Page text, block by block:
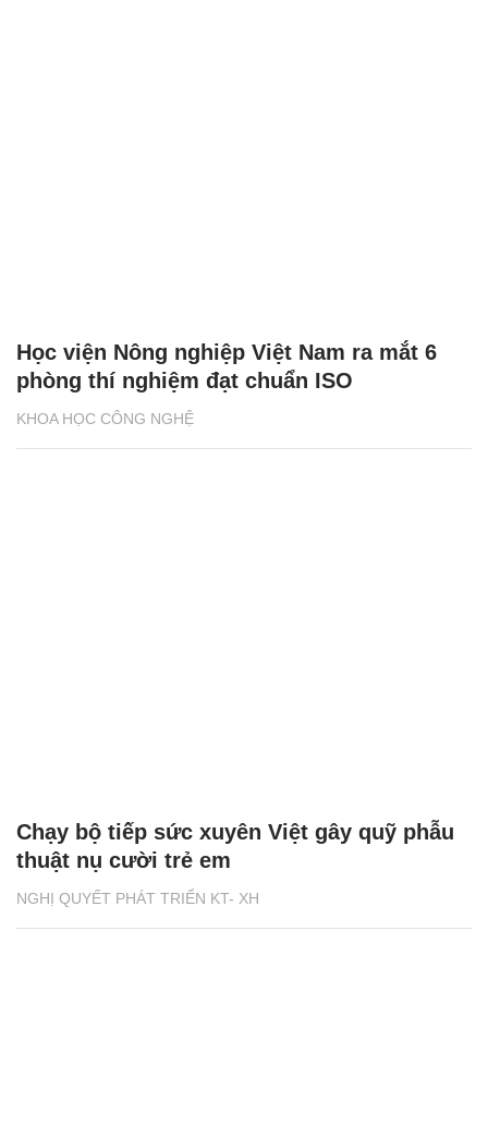
KHOA HỌC CÔNG NGHỆ
Học viện Nông nghiệp Việt Nam ra mắt 6
phòng thí nghiệm đạt chuẩn ISO
NGHỊ QUYẾT PHÁT TRIỂN KT- XH
Chạy bộ tiếp sức xuyên Việt gây quỹ phẫu
thuật nụ cười trẻ em